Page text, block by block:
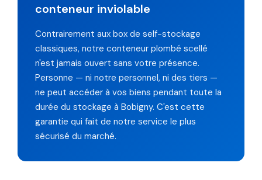
conteneur inviolable
Contrairement aux box de self-stockage
classiques, notre conteneur plombé scellé
n'est jamais ouvert sans votre présence.
Personne — ni notre personnel, ni des tiers —
ne peut accéder à vos biens pendant toute la
durée du stockage à Bobigny. C'est cette
garantie qui fait de notre service le plus
sécurisé du marché.